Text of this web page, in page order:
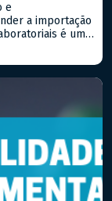
e
a importação
é um